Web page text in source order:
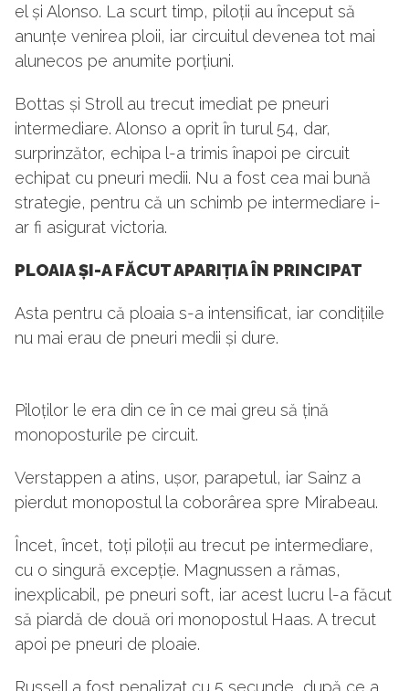
el și Alonso. La scurt timp, piloții au început să
anunțe venirea ploii, iar circuitul devenea tot mai
alunecos pe anumite porțiuni.
Bottas și Stroll au trecut imediat pe pneuri
intermediare. Alonso a oprit în turul 54, dar,
surprinzător, echipa l-a trimis înapoi pe circuit
echipat cu pneuri medii. Nu a fost cea mai bună
strategie, pentru că un schimb pe intermediare i-
ar fi asigurat victoria.
PLOAIA ȘI-A FĂCUT APARIȚIA ÎN PRINCIPAT
Asta pentru că ploaia s-a intensificat, iar condițiile
nu mai erau de pneuri medii și dure.
Piloților le era din ce în ce mai greu să țină
monoposturile pe circuit.
Verstappen a atins, ușor, parapetul, iar Sainz a
pierdut monopostul la coborârea spre Mirabeau.
Încet, încet, toți piloții au trecut pe intermediare,
cu o singură excepție. Magnussen a rămas,
inexplicabil, pe pneuri soft, iar acest lucru l-a făcut
să piardă de două ori monopostul Haas. A trecut
apoi pe pneuri de ploaie.
Russell a fost penalizat cu 5 secunde, după ce a